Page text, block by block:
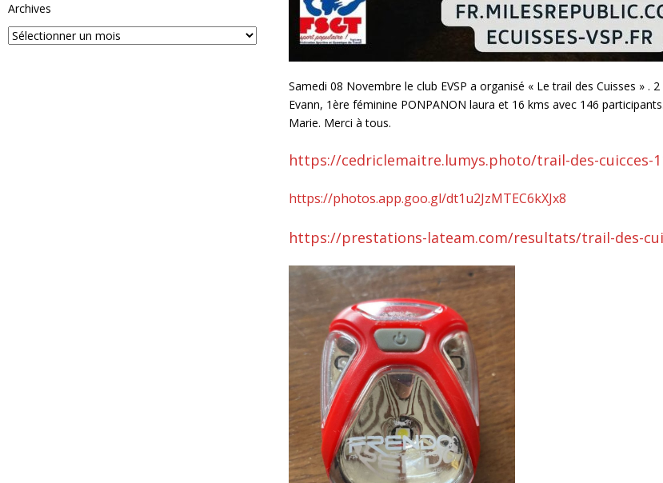
Samedi 08 Novembre le club EVSP a organisé « Le trail des Cuisses » .
Evann, 1ère féminine PONPANON laura et 16 kms avec 146
Marie. Merci à tous.
https://cedriclemaitre.lumys.photo/trail-des-cuicces-
https://photos.app.goo.gl/dt1u2JzMTEC6kXJx8
https://prestations-lateam.com/resultats/trail-des-
Archives